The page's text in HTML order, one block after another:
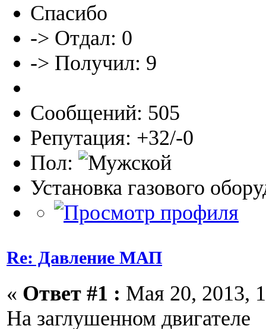
Спасибо
-> Отдал: 0
-> Получил: 9
Сообщений: 505
Репутация: +32/-0
Пол:
Установка газового
Re: Давление МАП
« Ответ #1 : Мая 20, 2013,
На заглушенном двигателе